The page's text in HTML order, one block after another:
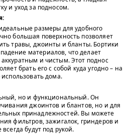
и уход за подносом.
размеры для удобного
большая поверхность позволяет
травы, джоинты и бланты. Бортики
материалов, что делает
и чистым. Этот поднос
брать его с собой куда угодно – на
дома.
но и функциональный. Он
джоинтов и блантов, но и для
принадлежностей. Вы можете
фильтров, зажигалок, гриндеров и
будут под рукой.